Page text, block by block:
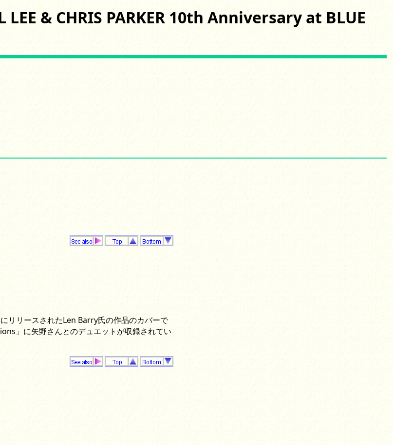
& CHRIS PARKER 10th Anniversary at BLUE
リリースされたLen Barry氏の作品のカバーで
」に矢野さんとのデュエットが収録されてい